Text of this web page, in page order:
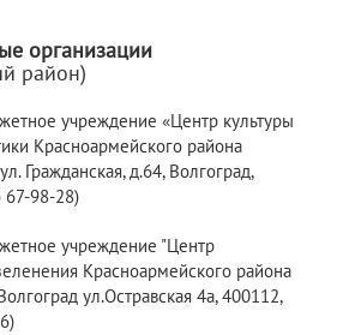
организации
район)
учреждение «Центр культуры
Красноармейского района
Гражданская, д.64, Волгоград,
67-98-28)
учреждение "Центр
Красноармейского района
ул.Остравская 4а, 400112,